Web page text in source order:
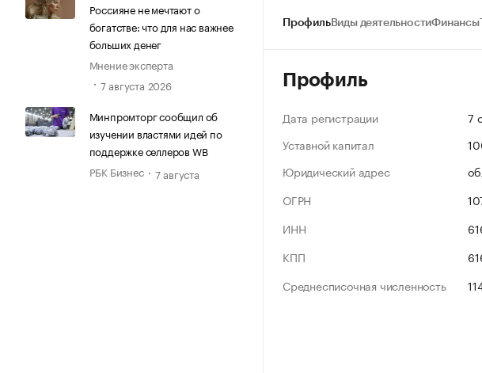
Россияне не мечтают о
богатстве: что для нас важнее
больших денег
Мнение эксперта
7 августа 2026
Минпромторг сообщил об
изучении властями идей по
поддержке селлеров WB
РБК Бизнес
7 августа
ПрофильВиды деятельностиФинансы
Профиль
Дата регистрации
7
Уставной капитал
Юридический адрес
ОГРН
ИНН
КПП
Среднесписочная численность